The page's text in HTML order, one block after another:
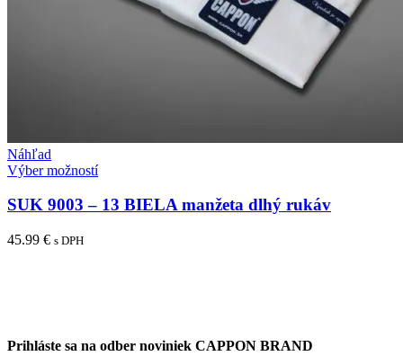
Náhľad
Výber možnostíTento
má
produktu.
SUK 9003 – 13 BIELA manžeta dlhý rukáv
45.99 € s DPH
Prihláste sa na odber noviniek CAPPON BRAND